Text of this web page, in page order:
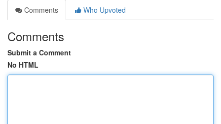
Comments
Who Upvoted
Comments
Submit a Comment
No HTML